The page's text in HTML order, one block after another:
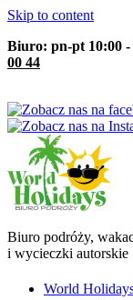
Skip to content
Biuro: pn-pt 10:00 -
00 44
Biuro podróży,
i wycieczki autorskie
World